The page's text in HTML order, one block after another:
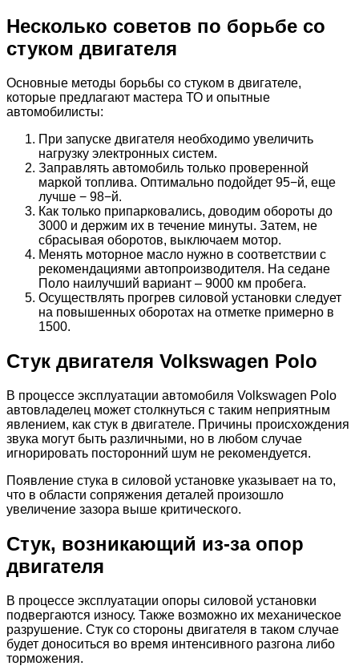
Несколько советов по борьбе со
стуком двигателя
Основные методы борьбы со стуком в двигателе,
которые предлагают мастера ТО и опытные
автомобилисты:
При запуске двигателя необходимо увеличить
нагрузку электронных систем.
Заправлять автомобиль только проверенной
маркой топлива. Оптимально подойдет 95−й, еще
лучше − 98−й.
Как только припарковались, доводим обороты до
3000 и держим их в течение минуты. Затем, не
сбрасывая оборотов, выключаем мотор.
Менять моторное масло нужно в соответствии с
рекомендациями автопроизводителя. На седане
Поло наилучший вариант – 9000 км пробега.
Осуществлять прогрев силовой установки следует
на повышенных оборотах на отметке примерно в
1500.
Стук двигателя Volkswagen Polo
В процессе эксплуатации автомобиля Volkswagen Polo
автовладелец может столкнуться с таким неприятным
явлением, как стук в двигателе. Причины происхождения
звука могут быть различными, но в любом случае
игнорировать посторонний шум не рекомендуется.
Появление стука в силовой установке указывает на то,
что в области сопряжения деталей произошло
увеличение зазора выше критического.
Стук, возникающий из-за опор
двигателя
В процессе эксплуатации опоры силовой установки
подвергаются износу. Также возможно их механическое
разрушение. Стук со стороны двигателя в таком случае
будет доноситься во время интенсивного разгона либо
торможения.